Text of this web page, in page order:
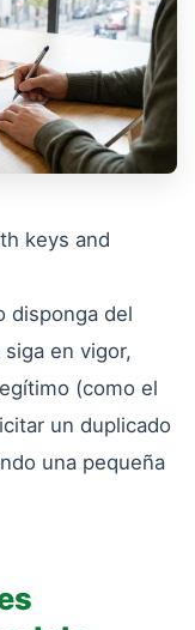
keys and
disponga del
en vigor,
(como el
un duplicado
una pequeña